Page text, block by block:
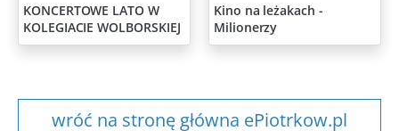
KONCERTOWE LATO W
KOLEGIACIE WOLBORSKIEJ
Kino na leżakach -
Milionerzy
wróć na stronę główna ePiotrkow.pl